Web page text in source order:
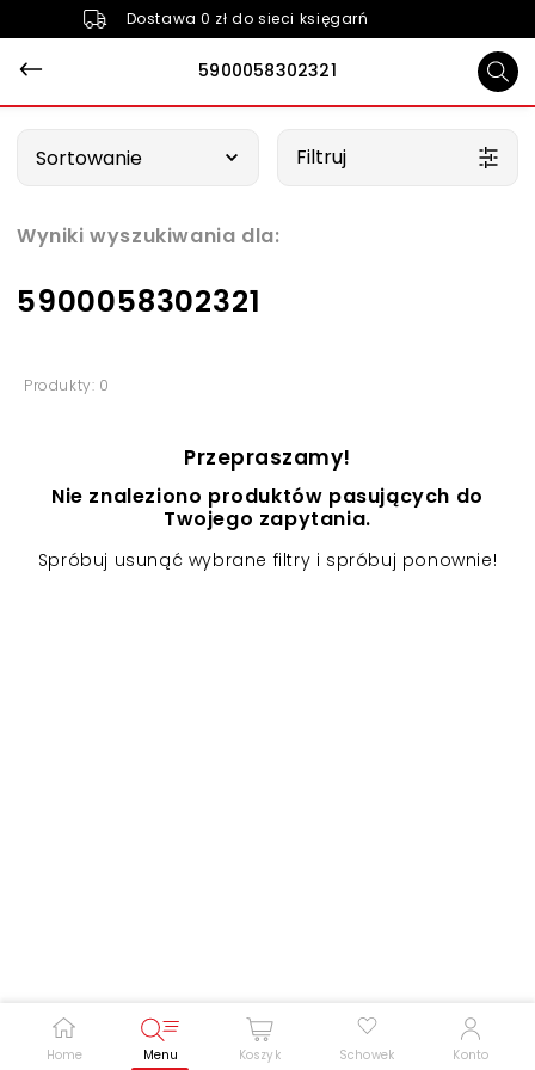
Dostawa 0 zł do sieci księgarń
5900058302321
Home Menu Koszyk Schowek Konto
Wyniki wyszukiwania dla:
5900058302321
Sortowanie Filtruj
Produkty: 0
Przepraszamy!
Nie znaleziono produktów pasujących do
Twojego zapytania.
Spróbuj usunąć wybrane filtry i spróbuj ponownie!
Podkreślenie linków